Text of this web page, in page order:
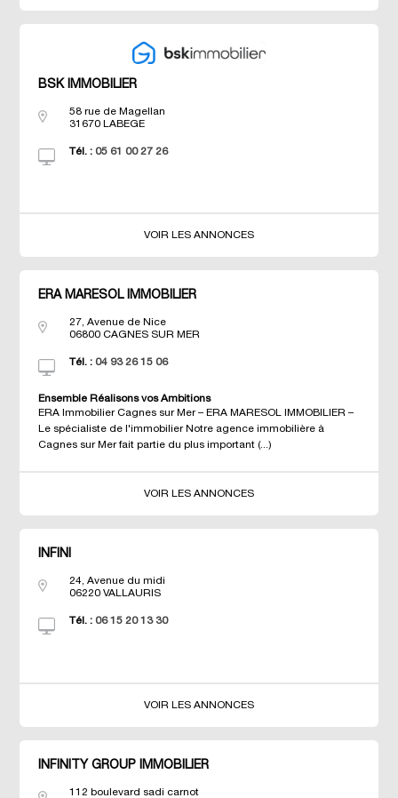
BSK IMMOBILIER
58 rue de Magellan
31670
LABEGE
Tél. : 05 61 00 27 26
VOIR LES ANNONCES
ERA MARESOL IMMOBILIER
27, Avenue de Nice
06800 CAGNES SUR MER
Tél. : 04 93 26 15 06
Ensemble Réalisons vos Ambitions
ERA Immobilier Cagnes sur Mer – ERA MARESOL IMMOBILIER –
Le spécialiste de l'immobilier Notre agence immobilière à
Cagnes sur Mer fait partie du plus important (...)
VOIR LES ANNONCES
INFINI
24, Avenue du midi
06220 VALLAURIS
Tél. : 06 15 20 13 30
VOIR LES ANNONCES
INFINITY GROUP IMMOBILIER
112 boulevard sadi carnot